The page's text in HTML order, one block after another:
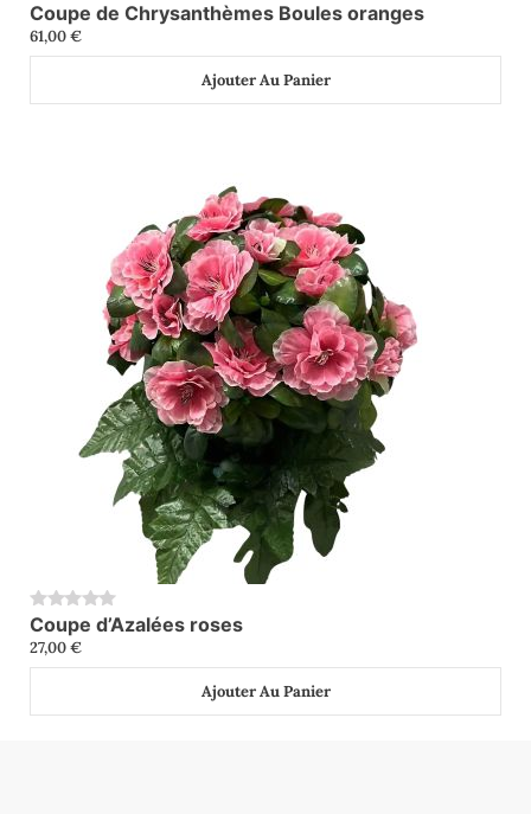
0
Coupe de Chrysanthèmes Boules oranges
61,00€
Ajouter Au Panier
0
Coupe d’Azalées roses
27,00€
Ajouter Au Panier